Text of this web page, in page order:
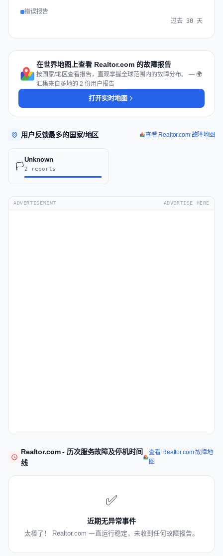
错误报告
过去 30 天
在世界地图上查看 Realtor.com 的故障报告
按国家/地区查看报告，直观掌握全球范围内的故障分布。 — 🌍
汇集来自多地的 2 份用户报告
打开实时地图
用户反馈最多的国家/地区 查看 Realtor.com 故障地图
🏳️
Unknown
2 reports
ADVERTISEMENT ADVERTISE HERE
Realtor.com - 历次服务故障及停机时间
线
查看 Realtor.com 故障地
图
✅
近期无异常事件
太棒了！ Realtor.com 一直运行稳定，未收到任何故障报告。